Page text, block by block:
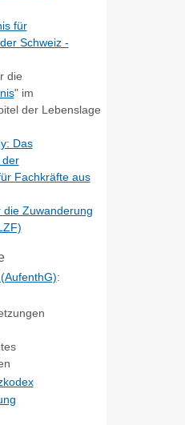
für
Schweiz -
die
" im
der Lebenslage
Das
der
Fachkräfte aus
Zuwanderung
: